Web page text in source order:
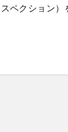
ペクション）